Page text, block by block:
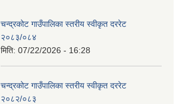
चन्द्रकोट गाउँपालिका स्तरीय स्वीकृत दररेट
२०८३/०८४
मिति: 07/22/2026 - 16:28
चन्द्रकोट गाउँपालिका स्तरीय स्वीकृत दररेट
२०८२/०८३